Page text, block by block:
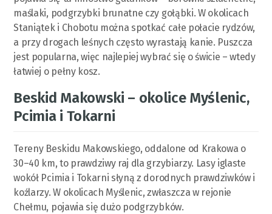
maślaki, podgrzybki brunatne czy gołąbki. W okolicach
Staniątek i Chobotu można spotkać całe połacie rydzów,
a przy drogach leśnych często wyrastają kanie. Puszcza
jest popularna, więc najlepiej wybrać się o świcie – wtedy
łatwiej o pełny kosz.
Beskid Makowski – okolice Myślenic,
Pcimia i Tokarni
Tereny Beskidu Makowskiego, oddalone od Krakowa o
30–40 km, to prawdziwy raj dla grzybiarzy. Lasy iglaste
wokół Pcimia i Tokarni słyną z dorodnych prawdziwków i
koźlarzy. W okolicach Myślenic, zwłaszcza w rejonie
Chełmu, pojawia się dużo podgrzybków.